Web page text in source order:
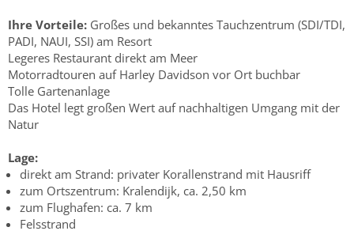
Ihre Vorteile: Großes und bekanntes Tauchzentrum (SDI/TDI,
PADI, NAUI, SSI) am Resort
Legeres Restaurant direkt am Meer
Motorradtouren auf Harley Davidson vor Ort buchbar
Tolle Gartenanlage
Das Hotel legt großen Wert auf nachhaltigen Umgang mit der
Natur
Lage:
direkt am Strand: privater Korallenstrand mit Hausriff
zum Ortszentrum: Kralendijk, ca. 2,50 km
zum Flughafen: ca. 7 km
Felsstrand